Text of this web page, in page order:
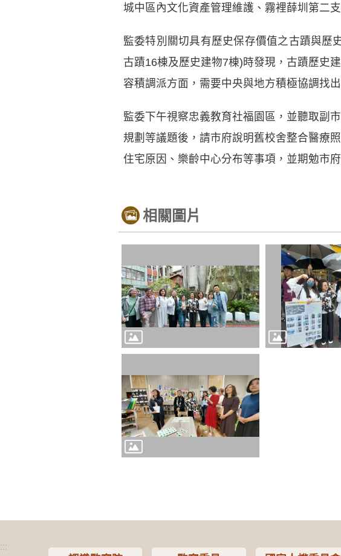
城中區內文化資產管理維護、霧裡薛圳第二
監委特別關切具有歷史保存價值之古蹟與歷
古蹟16棟及歷史建物7棟)時發現，古蹟歷史
容積調派方面，需要中央與地方積極協調找
監委下午視察忠義教育社福園區，並聽取副
規劃等議題後，請市府說明舊校舍整合醫療
住宅原因、樂齡中心分布等事項，並期勉市
相關圖片
:::